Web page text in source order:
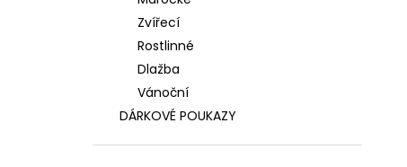
Zvířecí
Rostlinné
Dlažba
Vánoční
DÁRKOVÉ POUKAZY
S123 SNĚHOVÉ VLOČKY
230 Kč